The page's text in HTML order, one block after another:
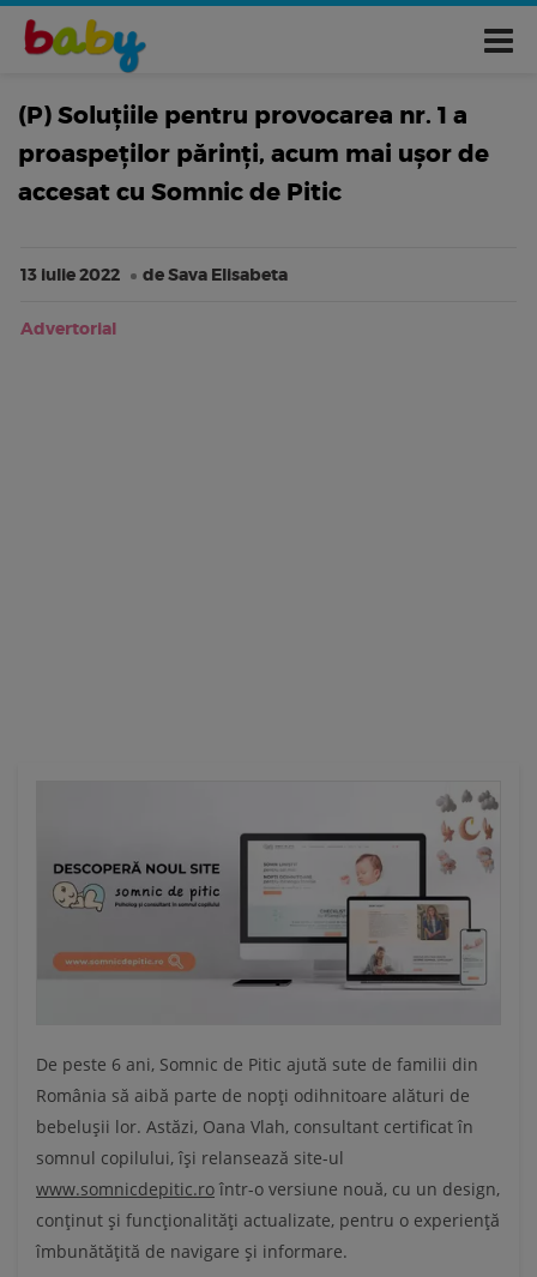
(P) Soluțiile pentru provocarea nr. 1 a
proaspeților părinți, acum mai ușor de
accesat cu Somnic de Pitic
13 iulie 2022 de Sava Elisabeta
Advertorial
De peste 6 ani, Somnic de Pitic ajută sute de familii din
România să aibă parte de nopți odihnitoare alături de
bebelușii lor. Astăzi, Oana Vlah, consultant certificat în
somnul copilului, își relansează site-ul
www.somnicdepitic.ro într-o versiune nouă, cu un design,
conținut și funcționalități actualizate, pentru o experiență
îmbunătățită de navigare și informare.